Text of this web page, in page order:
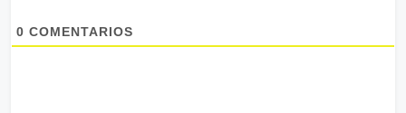
0 COMENTARIOS